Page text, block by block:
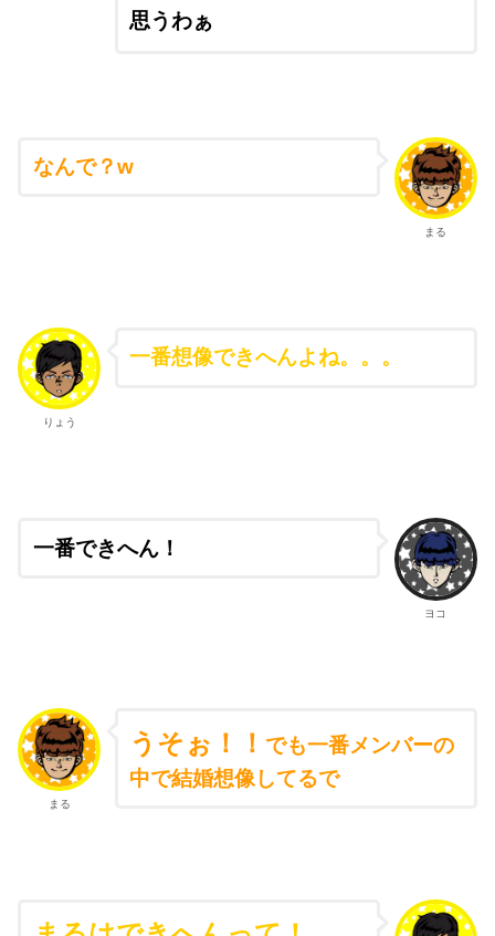
思うわぁ
まる
なんで？w
りょう
一番想像できへんよね。。。
ヨコ
一番できへん！
まる
うそぉ！！ でも一番メンバーの
中で結婚想像してるで